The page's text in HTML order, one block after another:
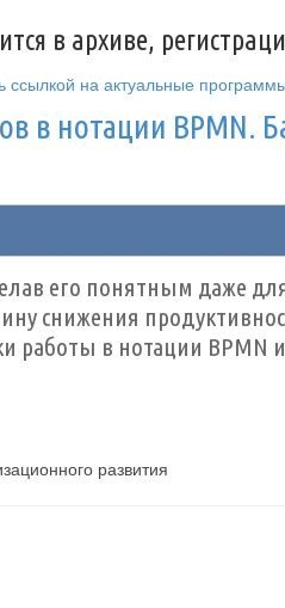
в архиве,
ссылкой на актуальные
в нотации BPMN.
его понятным даже
снижения
работы в нотации
развития